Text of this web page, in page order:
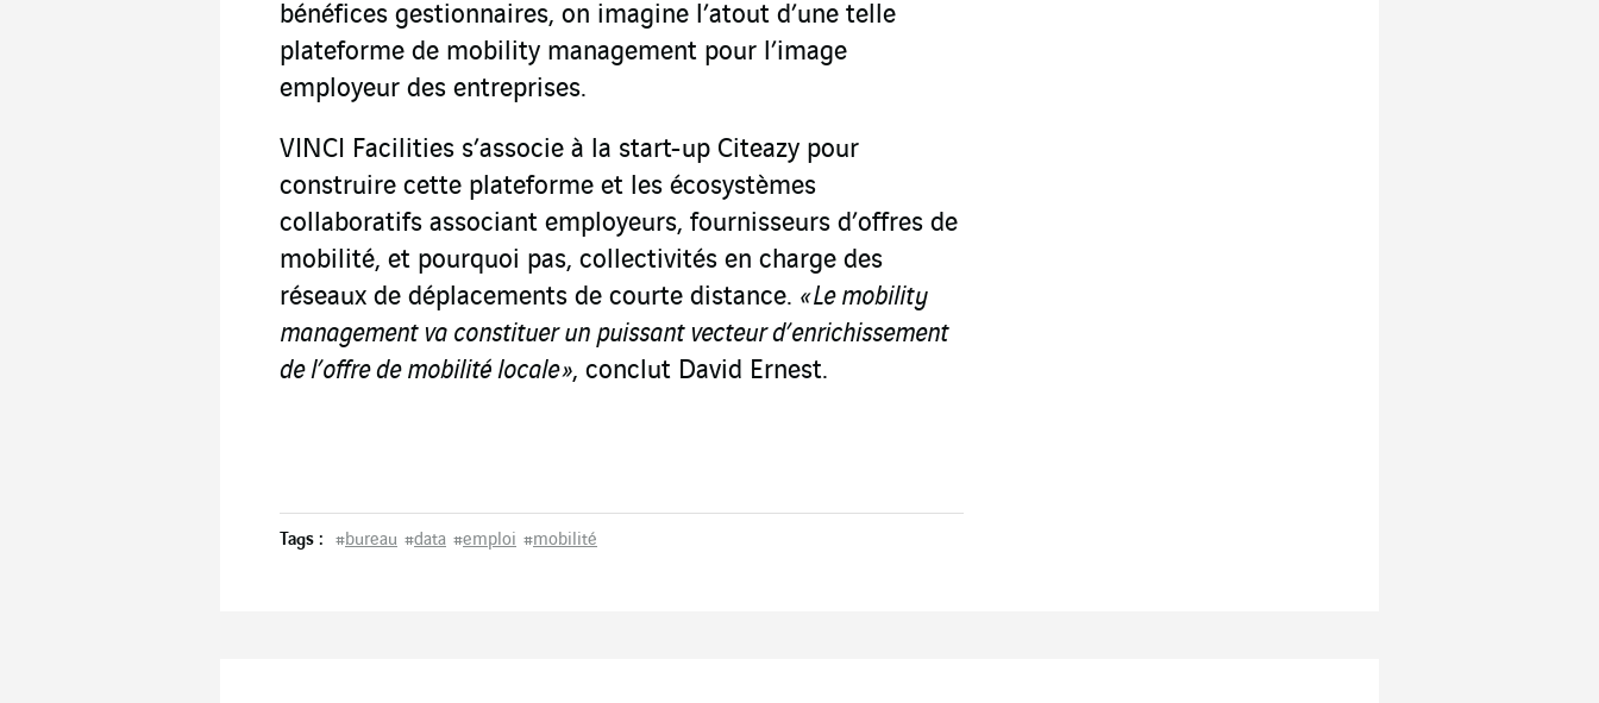
bénéfices gestionnaires, on imagine l’atout d’une telle
plateforme de mobility management pour l’image
employeur des entreprises.
VINCI Facilities s’associe à la start-up Citeazy pour
construire cette plateforme et les écosystèmes
collaboratifs associant employeurs, fournisseurs d’offres de
mobilité, et pourquoi pas, collectivités en charge des
réseaux de déplacements de courte distance. « Le mobility
management va constituer un puissant vecteur d’enrichissement
de l’offre de mobilité locale », conclut David Ernest.
Tags : #bureau #data #emploi #mobilité